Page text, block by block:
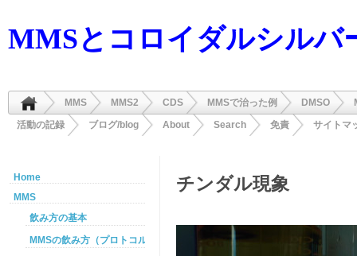
MMSとコロイダルシルバ
MMS MMS2 CDS MMSで治った例 DMSO
活動の記録
ブログ/blog About Search 免責 サイトマ
チンダル現象
Home
MMS
飲み方の基本
MMSの飲み方（プロトコル）